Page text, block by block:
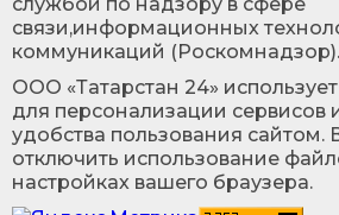
связи,информационных
коммуникаций (Роскомнадзор).
ООО «Татарстан 24»
для персонализации сервисов
удобства пользования
отключить использование
настройках вашего браузера.